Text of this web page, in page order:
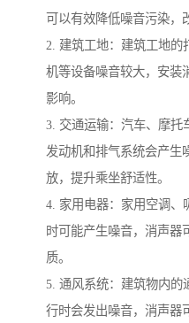
可以有效降低噪音污染，
2. 建筑工地：建筑工地的
机等设备噪音较大，安装
影响。
3. 交通运输：汽车、摩托
发动机和排气系统会产生
放，提升乘坐舒适性。
4. 家用电器：家用空调、
时可能产生噪音，消声器
质。
5. 通风系统：建筑物内的
行时会发出噪音，消声器